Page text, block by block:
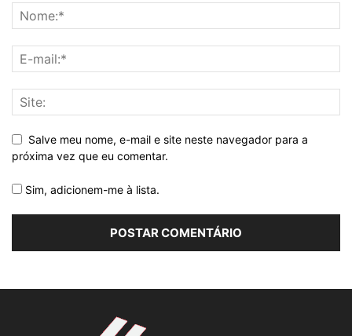
Salve meu nome, e-mail e site neste navegador para a
próxima vez que eu comentar.
Sim, adicionem-me à lista.